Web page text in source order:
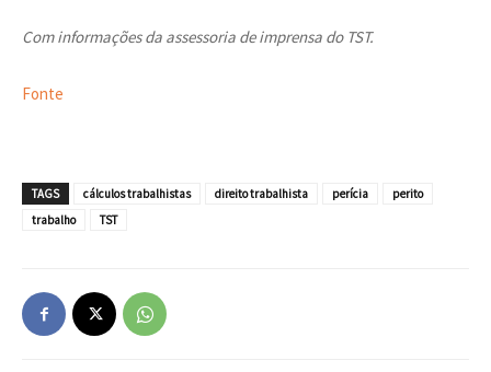
Com informações da assessoria de imprensa do TST.
Fonte
TAGS cálculos trabalhistas direito trabalhista perícia
perito
trabalho
TST